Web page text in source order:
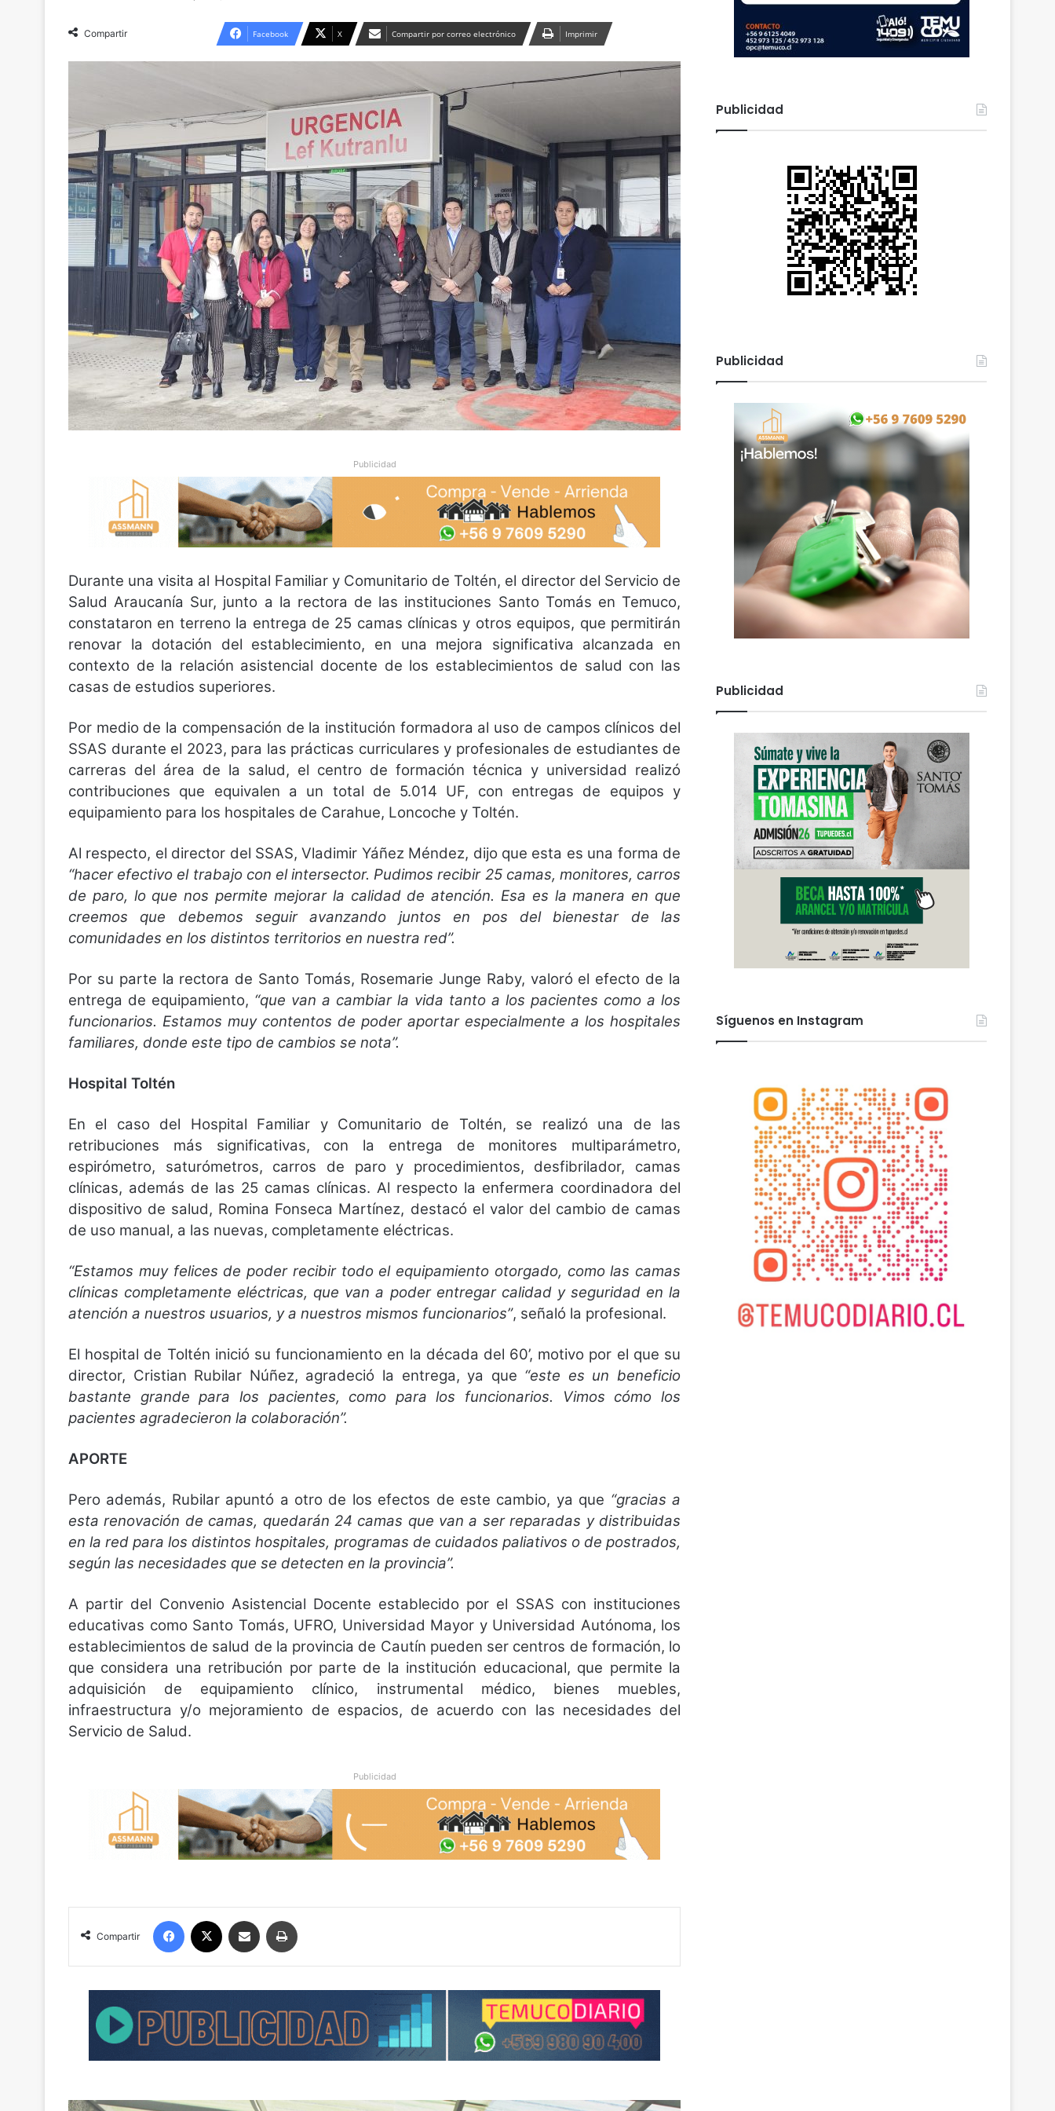
Compartir Facebook X Compartir por correo electrónico Imprimir
Publicidad
Durante una visita al Hospital Familiar y Comunitario de Toltén, el director del Servicio de
Salud Araucanía Sur, junto a la rectora de las instituciones Santo Tomás en Temuco,
constataron en terreno la entrega de 25 camas clínicas y otros equipos, que permitirán
renovar la dotación del establecimiento, en una mejora significativa alcanzada en
contexto de la relación asistencial docente de los establecimientos de salud con las
casas de estudios superiores.
Por medio de la compensación de la institución formadora al uso de campos clínicos del
SSAS durante el 2023, para las prácticas curriculares y profesionales de estudiantes de
carreras del área de la salud, el centro de formación técnica y universidad realizó
contribuciones que equivalen a un total de 5.014 UF, con entregas de equipos y
equipamiento para los hospitales de Carahue, Loncoche y Toltén.
Al respecto, el director del SSAS, Vladimir Yáñez Méndez, dijo que esta es una forma de
“hacer efectivo el trabajo con el intersector. Pudimos recibir 25 camas, monitores, carros
de paro, lo que nos permite mejorar la calidad de atención. Esa es la manera en que
creemos que debemos seguir avanzando juntos en pos del bienestar de las
comunidades en los distintos territorios en nuestra red”.
Por su parte la rectora de Santo Tomás, Rosemarie Junge Raby, valoró el efecto de la
entrega de equipamiento, “que van a cambiar la vida tanto a los pacientes como a los
funcionarios. Estamos muy contentos de poder aportar especialmente a los hospitales
familiares, donde este tipo de cambios se nota”.
Hospital Toltén
En el caso del Hospital Familiar y Comunitario de Toltén, se realizó una de las
retribuciones más significativas, con la entrega de monitores multiparámetro,
espirómetro, saturómetros, carros de paro y procedimientos, desfibrilador, camas
clínicas, además de las 25 camas clínicas. Al respecto la enfermera coordinadora del
dispositivo de salud, Romina Fonseca Martínez, destacó el valor del cambio de camas
de uso manual, a las nuevas, completamente eléctricas.
“Estamos muy felices de poder recibir todo el equipamiento otorgado, como las camas
clínicas completamente eléctricas, que van a poder entregar calidad y seguridad en la
atención a nuestros usuarios, y a nuestros mismos funcionarios”, señaló la profesional.
El hospital de Toltén inició su funcionamiento en la década del 60’, motivo por el que su
director, Cristian Rubilar Núñez, agradeció la entrega, ya que “este es un beneficio
bastante grande para los pacientes, como para los funcionarios. Vimos cómo los
pacientes agradecieron la colaboración”.
APORTE
Pero además, Rubilar apuntó a otro de los efectos de este cambio, ya que “gracias a
esta renovación de camas, quedarán 24 camas que van a ser reparadas y distribuidas
en la red para los distintos hospitales, programas de cuidados paliativos o de postrados,
según las necesidades que se detecten en la provincia”.
A partir del Convenio Asistencial Docente establecido por el SSAS con instituciones
educativas como Santo Tomás, UFRO, Universidad Mayor y Universidad Autónoma, los
establecimientos de salud de la provincia de Cautín pueden ser centros de formación, lo
que considera una retribución por parte de la institución educacional, que permite la
adquisición de equipamiento clínico, instrumental médico, bienes muebles,
infraestructura y/o mejoramiento de espacios, de acuerdo con las necesidades del
Servicio de Salud.
Publicidad
Compartir
Publicidad
Publicidad
Publicidad
Síguenos en Instagram